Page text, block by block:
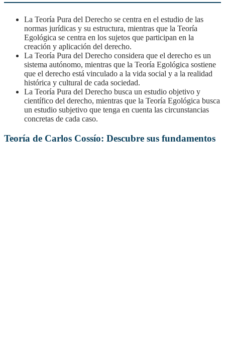
La Teoría Pura del Derecho se centra en el estudio de las
normas jurídicas y su estructura, mientras que la Teoría
Egológica se centra en los sujetos que participan en la
creación y aplicación del derecho.
La Teoría Pura del Derecho considera que el derecho es un
sistema autónomo, mientras que la Teoría Egológica sostiene
que el derecho está vinculado a la vida social y a la realidad
histórica y cultural de cada sociedad.
La Teoría Pura del Derecho busca un estudio objetivo y
científico del derecho, mientras que la Teoría Egológica busca
un estudio subjetivo que tenga en cuenta las circunstancias
concretas de cada caso.
Teoría de Carlos Cossío: Descubre sus fundamentos